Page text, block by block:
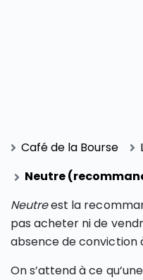
Café de la Bourse
Neutre
Neutreest la
pas acheter ni de
absence de conviction
On s’attend à ce